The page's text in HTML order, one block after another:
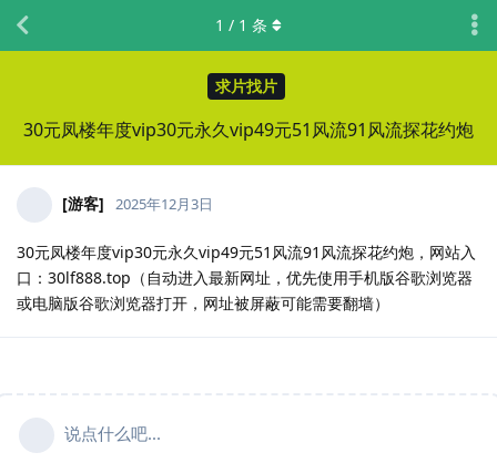
求片找片
30元凤楼年度vip30元永久vip49元51风流91风流探花约炮
1 / 1 条
[游客] 2025年12月3日
30元凤楼年度vip30元永久vip49元51风流91风流探花约炮，网站入
口：30lf888.top（自动进入最新网址，优先使用手机版谷歌浏览器
或电脑版谷歌浏览器打开，网址被屏蔽可能需要翻墙）
说点什么吧...